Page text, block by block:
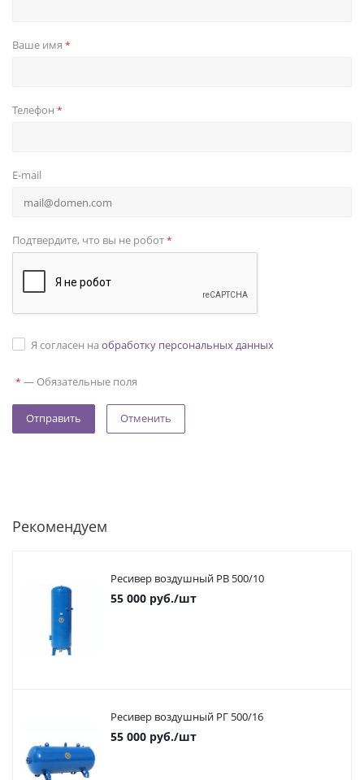
Ваше имя *
Телефон *
E-mail
Подтвердите, что вы не робот*
Я согласен на обработку персональных данных
* — Обязательные поля
Отменить
Рекомендуем
Ресивер воздушный РВ 500/10
55 000 руб./шт
Ресивер воздушный РГ 500/16
55 000 руб./шт